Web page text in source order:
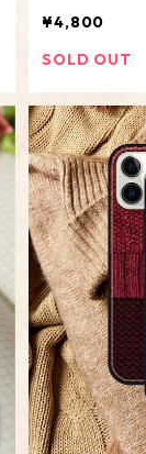
ト うちのこ】
¥4,800
SOLD OUT